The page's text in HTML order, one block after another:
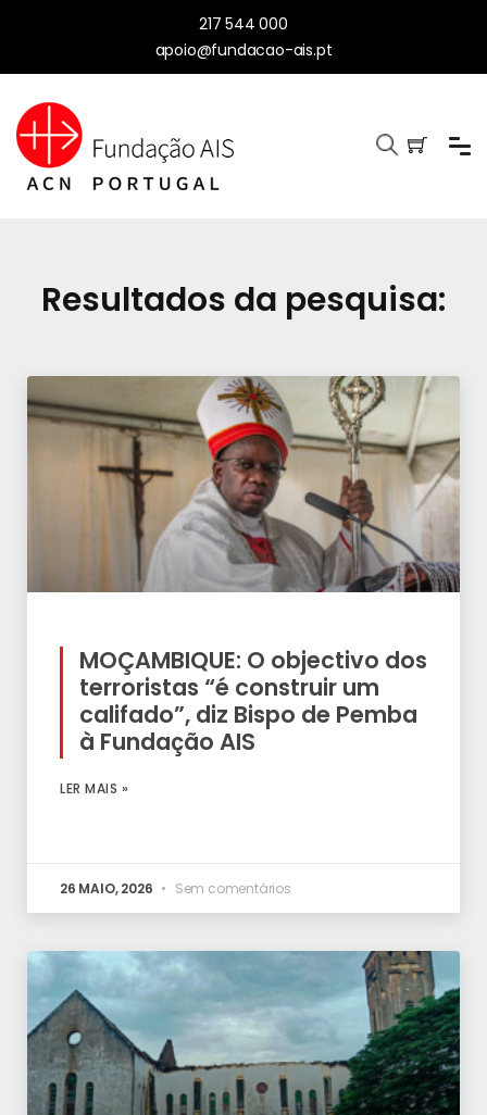
217 544 000
apoio@fundacao-ais.pt
Resultados da pesquisa:
MOÇAMBIQUE: O objectivo dos
terroristas “é construir um
califado”, diz Bispo de Pemba
à Fundação AIS
LER MAIS »
26 MAIO, 2026 Sem comentários